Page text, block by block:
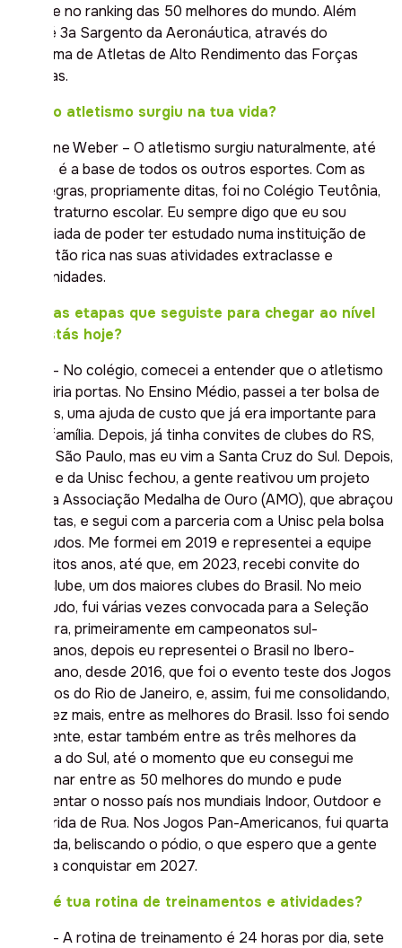
do Sul e no ranking das 50 melhores do mundo. Além
disso, é 3a Sargento da Aeronáutica, através do
Programa de Atletas de Alto Rendimento das Forças
Armadas.
Como o atletismo surgiu na tua vida?
Jaqueline Weber – O atletismo surgiu naturalmente, até
porque é a base de todos os outros esportes. Com as
suas regras, propriamente ditas, foi no Colégio Teutônia,
no contraturno escolar. Eu sempre digo que eu sou
privilegiada de poder ter estudado numa instituição de
ensino tão rica nas suas atividades extraclasse e
oportunidades.
Quais as etapas que seguiste para chegar ao nível
que estás hoje?
Jaque – No colégio, comecei a entender que o atletismo
me abriria portas. No Ensino Médio, passei a ter bolsa de
estudos, uma ajuda de custo que já era importante para
minha família. Depois, já tinha convites de clubes do RS,
até de São Paulo, mas eu vim a Santa Cruz do Sul. Depois,
a equipe da Unisc fechou, a gente reativou um projeto
social, a Associação Medalha de Ouro (AMO), que abraçou
os atletas, e segui com a parceria com a Unisc pela bolsa
de estudos. Me formei em 2019 e representei a equipe
por muitos anos, até que, em 2023, recebi convite do
Praia Clube, um dos maiores clubes do Brasil. No meio
disso tudo, fui várias vezes convocada para a Seleção
Brasileira, primeiramente em campeonatos sul-
americanos, depois eu representei o Brasil no Ibero-
Americano, desde 2016, que foi o evento teste dos Jogos
Olímpicos do Rio de Janeiro, e, assim, fui me consolidando,
cada vez mais, entre as melhores do Brasil. Isso foi sendo
recorrente, estar também entre as três melhores da
América do Sul, até o momento que eu consegui me
posicionar entre as 50 melhores do mundo e pude
representar o nosso país nos mundiais Indoor, Outdoor e
de Corrida de Rua. Nos Jogos Pan-Americanos, fui quarta
colocada, beliscando o pódio, o que espero que a gente
consiga conquistar em 2027.
Como é tua rotina de treinamentos e atividades?
Jaque – A rotina de treinamento é 24 horas por dia, sete